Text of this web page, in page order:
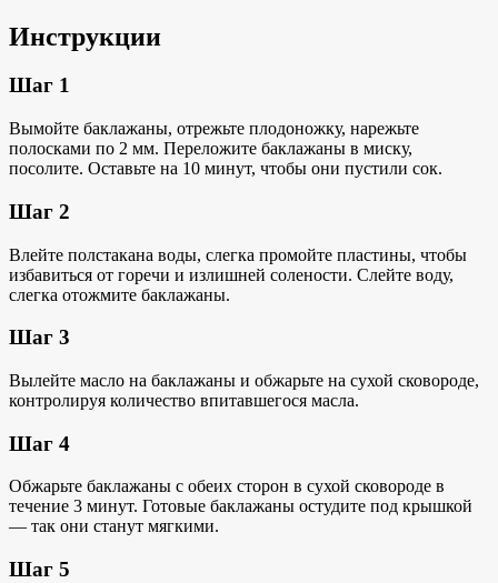
Инструкции
Шаг 1
Вымойте баклажаны, отрежьте плодоножку, нарежьте
полосками по 2 мм. Переложите баклажаны в миску,
посолите. Оставьте на 10 минут, чтобы они пустили сок.
Шаг 2
Влейте полстакана воды, слегка промойте пластины, чтобы
избавиться от горечи и излишней солености. Слейте воду,
слегка отожмите баклажаны.
Шаг 3
Вылейте масло на баклажаны и обжарьте на сухой сковороде,
контролируя количество впитавшегося масла.
Шаг 4
Обжарьте баклажаны с обеих сторон в сухой сковороде в
течение 3 минут. Готовые баклажаны остудите под крышкой
— так они станут мягкими.
Шаг 5